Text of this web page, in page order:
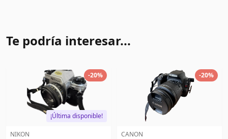
Te podría interesar...
-20%
¡Última disponible!
NIKON
-20%
CANON